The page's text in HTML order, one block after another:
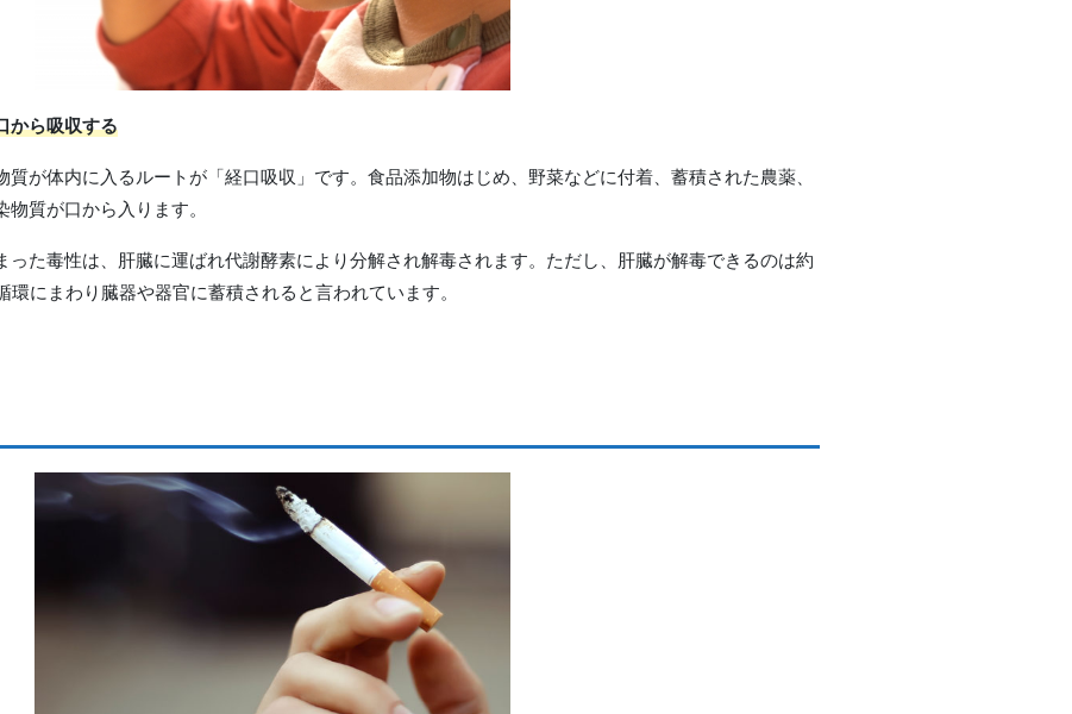
から吸収する
が体内に入るルートが「経口吸収」です。食品添加物はじめ、野菜などに付着、蓄積された農薬、
質が口から入ります。
った毒性は、肝臓に運ばれ代謝酵素により分解され解毒されます。ただし、肝臓が解毒できるのは約
にまわり臓器や器官に蓄積されると言われています。